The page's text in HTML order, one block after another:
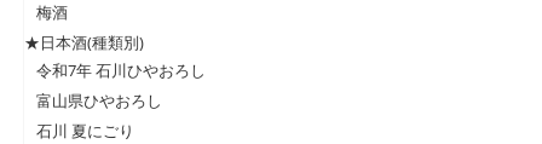
梅酒
★日本酒(種類別)
令和7年 石川ひやおろし
富山県ひやおろし
石川 夏にごり